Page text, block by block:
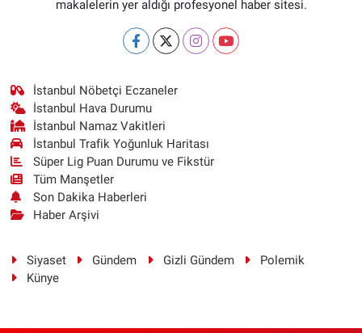
makalelerin yer aldığı profesyonel haber sitesi.
İstanbul Nöbetçi Eczaneler
İstanbul Hava Durumu
İstanbul Namaz Vakitleri
İstanbul Trafik Yoğunluk Haritası
Süper Lig Puan Durumu ve Fikstür
Tüm Manşetler
Son Dakika Haberleri
Haber Arşivi
Siyaset Gündem Gizli Gündem
Polemik
Künye